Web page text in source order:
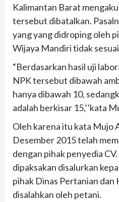
Kalimantan Barat
tersebut dibatalkan.
yang yang didroping oleh
Wijaya Mandiri tidak
“Berdasarkan hasil uji
NPK tersebut dibawah
hanya dibawah 10,
adalah berkisar 15,’’kata
Oleh karena itu kata Mujo
Desember 2015 telah
dengan pihak penyedia
dipaksakan disalurkan
pihak Dinas Pertanian
disalahkan oleh petani.